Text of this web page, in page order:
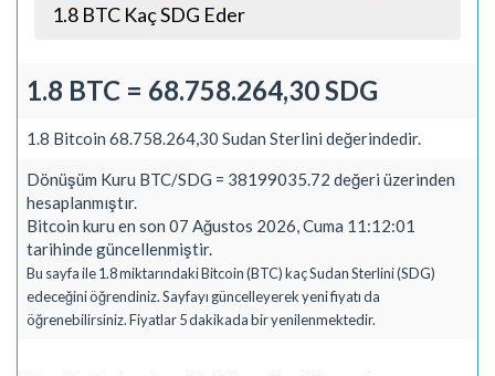
1.8 BTC Kaç SDG Eder
1.8 BTC = 68.758.264,30 SDG
1.8 Bitcoin 68.758.264,30 Sudan Sterlini değerindedir.
Dönüşüm Kuru BTC/SDG = 38199035.72 değeri üzerinden
hesaplanmıştır.
Bitcoin kuru en son 07 Ağustos 2026, Cuma 11:12:01
tarihinde güncellenmiştir.
Bu sayfa ile 1.8 miktarındaki Bitcoin (BTC) kaç Sudan Sterlini (SDG)
edeceğini öğrendiniz. Sayfayı güncelleyerek yeni fiyatı da
öğrenebilirsiniz. Fiyatlar 5 dakikada bir yenilenmektedir.